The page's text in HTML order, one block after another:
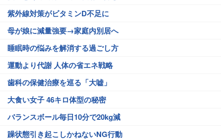
紫外線対策がビタミンD不足に
母が娘に減量強要→家庭内別居へ
睡眠時の悩みを解消する過ごし方
運動より代謝 人体の省エネ戦略
歯科の保健治療を巡る「大嘘」
大食い女子 46キロ体型の秘密
バランスボール毎日10分で20kg減
躁状態引き起こしかねないNG行動